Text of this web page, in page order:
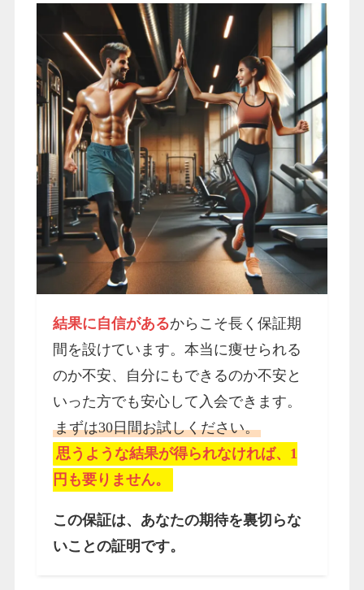
結果に自信があるからこそ長く保証期
間を設けています。本当に痩せられる
のか不安、自分にもできるのか不安と
いった方でも安心して入会できます。
まずは30日間お試しください。
思うような結果が得られなければ、1
円も要りません。
この保証は、あなたの期待を裏切らな
いことの証明です。